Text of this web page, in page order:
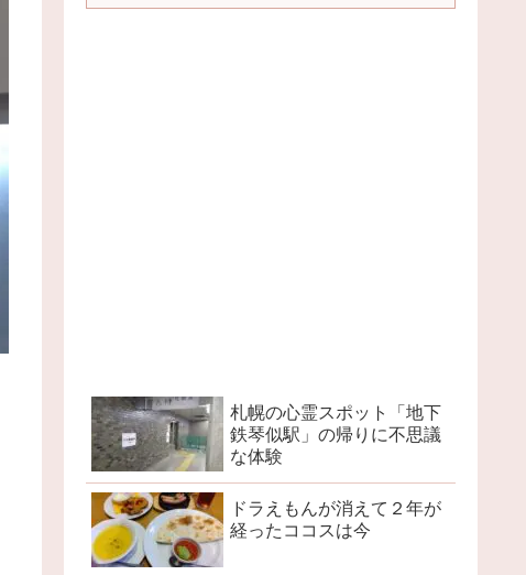
札幌の心霊スポット「地下
鉄琴似駅」の帰りに不思議
な体験
ドラえもんが消えて２年が
経ったココスは今